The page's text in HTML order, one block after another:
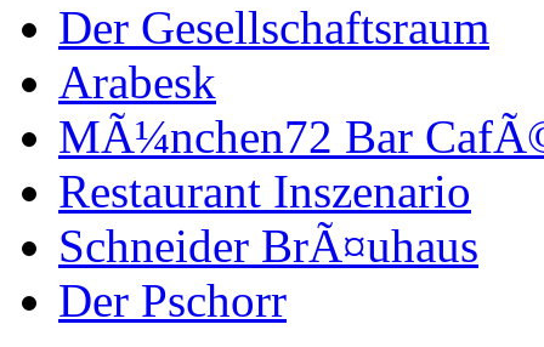
Der Gesellschaftsraum
Arabesk
MÃ¼nchen72 Bar
Restaurant Inszenario
Schneider BrÃ¤uhaus
Der Pschorr